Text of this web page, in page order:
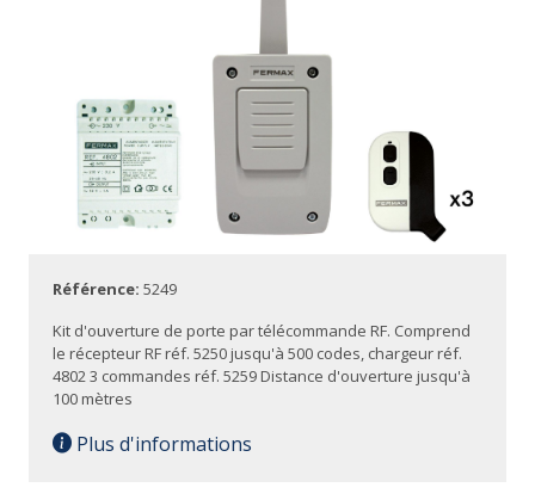
Référence: 5249
Kit d'ouverture de porte par télécommande RF. Comprend
le récepteur RF réf. 5250 jusqu'à 500 codes, chargeur réf.
4802 3 commandes réf. 5259 Distance d'ouverture jusqu'à
100 mètres
Plus d'informations